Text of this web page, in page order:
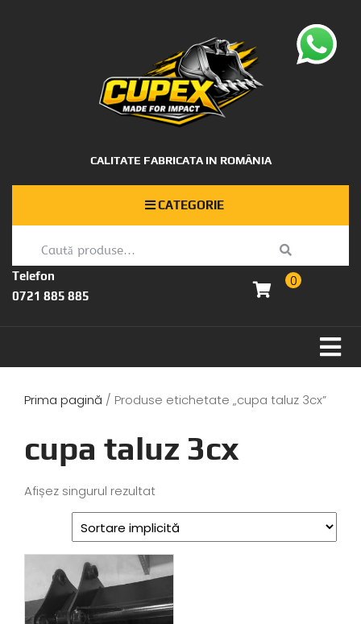
CALITATE FABRICATA IN ROMÂNIA
CATEGORIE
Telefon
0721 885 885
0
Prima pagină / Produse etichetate „cupa taluz 3cx”
cupa taluz 3cx
Afișez singurul rezultat